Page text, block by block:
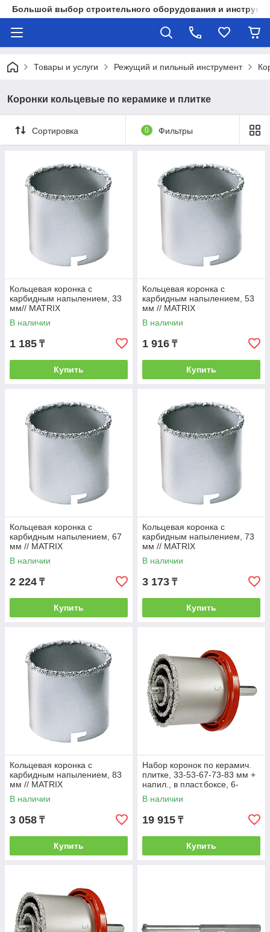
Большой выбор строительного оборудования и
Товары и услуги Режущий и пильный инструмент
Коронки кольцевые по керамике и плитке
Сортировка 0 Фильтры
Кольцевая коронка с
карбидным напылением, 33
мм// MATRIX
В наличии
1 185 ₸
Купить
Кольцевая коронка с
карбидным напылением, 53
мм // MATRIX
В наличии
1 916 ₸
Купить
Кольцевая коронка с
карбидным напылением, 67
мм // MATRIX
В наличии
2 224 ₸
Купить
Кольцевая коронка с
карбидным напылением, 73
мм // MATRIX
В наличии
3 173 ₸
Купить
Кольцевая коронка с
карбидным напылением, 83
мм // MATRIX
В наличии
3 058 ₸
Купить
Набор коронок по керамич.
плитке, 33-53-67-73-83 мм +
напил., в пласт.боксе, 6-
гран.хвост.// MATRIX
В наличии
19 915 ₸
Купить